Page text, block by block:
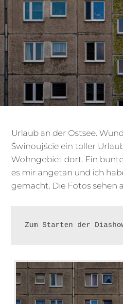
Urlaub an der Ostsee.
Świnoujście ein toller
Wohngebiet dort. Ein
es mir angetan und ich
gemacht. Die Fotos sehen
Zum Starten der